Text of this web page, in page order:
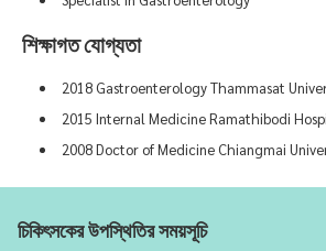
শিক্ষাগত যোগ্যতা
2018 Gastroenterology Thammasat
2015 Internal Medicine Ramathibodi
2008 Doctor of Medicine Chiangmai
চিকিৎসকের উপস্থিতির সময়সূচি